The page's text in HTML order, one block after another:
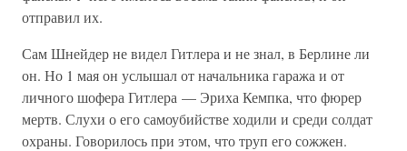
отправил их.
Сам Шнейдер не видел Гитлера и не знал, в Берлине ли
он. Но 1 мая он услышал от начальника гаража и от
личного шофера Гитлера — Эриха Кемпка, что фюрер
мертв. Слухи о его самоубийстве ходили и среди солдат
охраны. Говорилось при этом, что труп его сожжен.